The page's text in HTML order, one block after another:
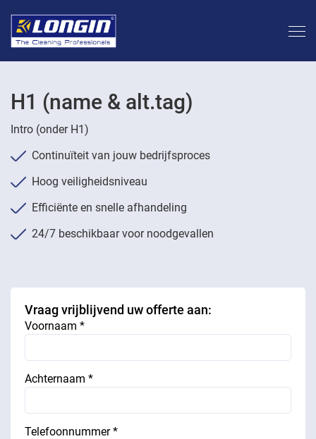
H1 (name & alt.tag)
Intro (onder H1)
Continuïteit van jouw bedrijfsproces
Hoog veiligheidsniveau
Efficiënte en snelle afhandeling
24/7 beschikbaar voor noodgevallen
Vraag vrijblijvend uw offerte aan:
Voornaam *
Achternaam *
Telefoonnummer *